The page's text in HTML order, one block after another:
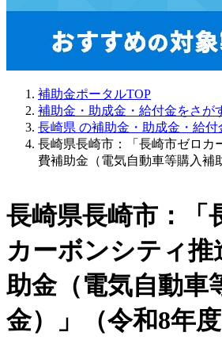
補助金ポータルTOP
補助金・助成金・給付金をさが
長崎県 の補助金・助成金・給付
長崎県長崎市：「長崎市ゼロカ
費補助金（電気自動車等購入補
長崎県長崎市：「
カーボンシティ推
助金（電気自動車
金）」（令和8年度